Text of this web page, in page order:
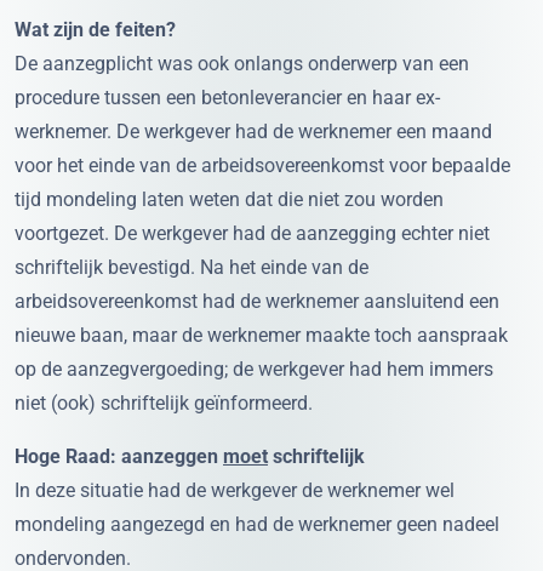
Wat zijn de feiten?
De aanzegplicht was ook onlangs onderwerp van een
procedure tussen een betonleverancier en haar ex-
werknemer. De werkgever had de werknemer een maand
voor het einde van de arbeidsovereenkomst voor bepaalde
tijd mondeling laten weten dat die niet zou worden
voortgezet. De werkgever had de aanzegging echter niet
schriftelijk bevestigd. Na het einde van de
arbeidsovereenkomst had de werknemer aansluitend een
nieuwe baan, maar de werknemer maakte toch aanspraak
op de aanzegvergoeding; de werkgever had hem immers
niet (ook) schriftelijk geïnformeerd.
Hoge Raad: aanzeggen moetschriftelijk
In deze situatie had de werkgever de werknemer wel
mondeling aangezegd en had de werknemer geen nadeel
ondervonden.